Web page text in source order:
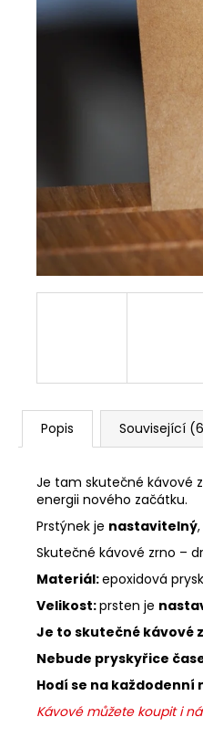
Popis Související
Je tam skutečné kávové
energii nového začátku.
Prstýnek je nastavitelný
Skutečné kávové zrno –
Materiál:epoxidová
Velikost:prsten je
Je to skutečné kávové
Nebude pryskyřice
Hodí se na každodenní
Kávové můžete koupit i